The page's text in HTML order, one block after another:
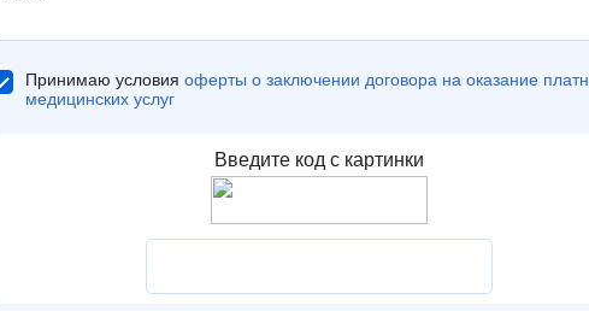
Принимаю условия оферты о заключении договора на оказание
медицинских услуг